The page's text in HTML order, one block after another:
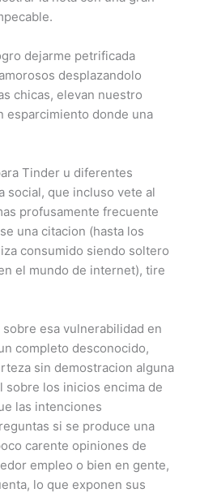
dejarme petrificada
desplazandolo
chicas, elevan nuestro
esparcimiento donde una
Tinder u diferentes
social, que incluso vete al
profusamente frecuente
una citacion (hasta los
consumido siendo soltero
el mundo de internet), tire
esa vulnerabilidad en
completo desconocido,
sin demostracion alguna
sobre los inicios encima de
las intenciones
si se produce una
carente opiniones de
empleo o bien en gente,
lo que exponen sus